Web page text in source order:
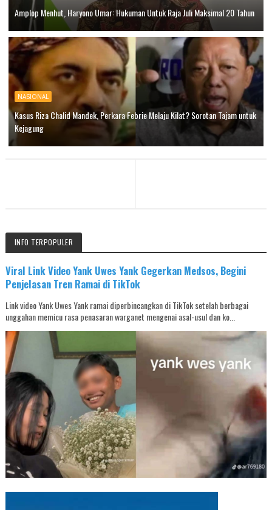
Amplop Menhut, Haryono Umar: Hukuman Untuk Raja Juli Maksimal 20 Tahun
NASIONAL
Kasus Riza Chalid Mandek, Perkara Febrie Melaju Kilat? Sorotan Tajam untuk
Kejagung
INFO TERPOPULER
Viral Link Video Yank Uwes Yank Gegerkan Medsos, Begini
Penjelasan Tren Ramai di TikTok
Link video Yank Uwes Yank ramai diperbincangkan di TikTok setelah berbagai
unggahan memicu rasa penasaran warganet mengenai asal-usul dan ko...